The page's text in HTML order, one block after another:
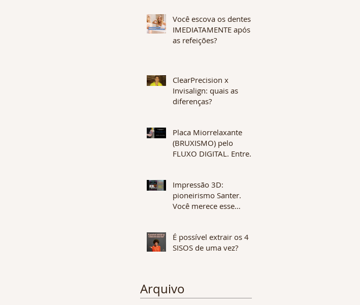
Você escova os dentes
IMEDIATAMENTE após
as refeições?
ClearPrecision x
Invisalign: quais as
diferenças?
Placa Miorrelaxante
(BRUXISMO) pelo
FLUXO DIGITAL. Entrega
Impressão 3D:
pioneirismo Santer.
Você merece esse
É possível extrair os 4
SISOS de uma vez?
Arquivo